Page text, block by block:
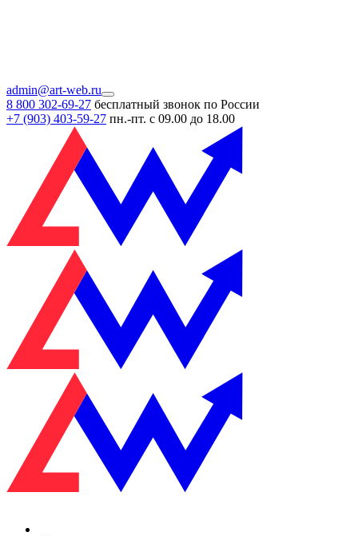
admin@art-web.ru
8 800 302-69-27 бесплатный звонок по России
+7 (903) 403-59-27 пн.-пт. с 09.00 до 18.00